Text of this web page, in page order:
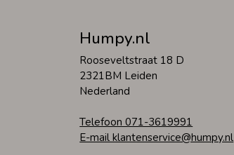
Humpy.nl
Rooseveltstraat 18 D
2321BM Leiden
Nederland
Telefoon 071-3619991
E-mail klantenservice@humpy.nl